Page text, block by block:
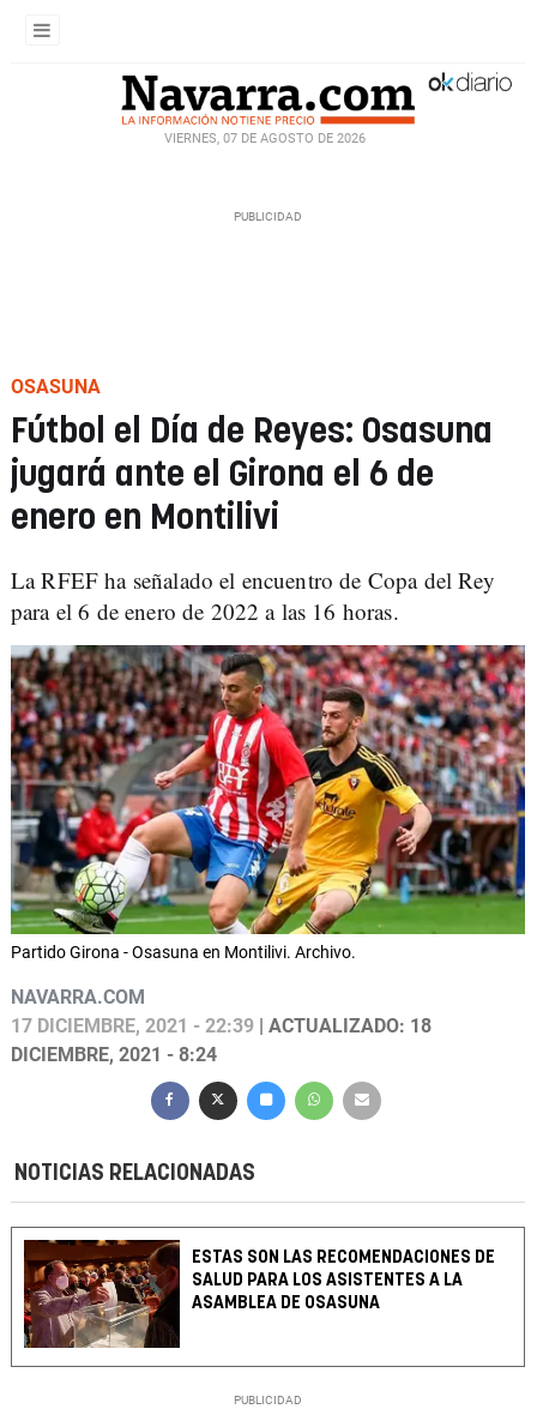
VIERNES, 07 DE AGOSTO DE 2026
OSASUNA
Fútbol el Día de Reyes: Osasuna
jugará ante el Girona el 6 de
enero en Montilivi
La RFEF ha señalado el encuentro de Copa del Rey
para el 6 de enero de 2022 a las 16 horas.
Partido Girona - Osasuna en Montilivi. Archivo.
NAVARRA.COM
17 DICIEMBRE, 2021 - 22:39 | ACTUALIZADO: 18
DICIEMBRE, 2021 - 8:24
NOTICIAS RELACIONADAS
ESTAS SON LAS RECOMENDACIONES DE
SALUD PARA LOS ASISTENTES A LA
ASAMBLEA DE OSASUNA